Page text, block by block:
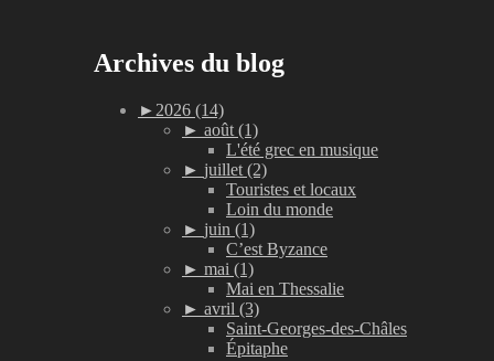
Archives du blog
► 2026 (14)
► août (1)
L'été grec en musique
► juillet (2)
Touristes et locaux
Loin du monde
► juin (1)
C’est Byzance
► mai (1)
Mai en Thessalie
► avril (3)
Saint-Georges-des-Châles
Épitaphe